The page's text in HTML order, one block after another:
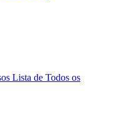
Lista de Todos os